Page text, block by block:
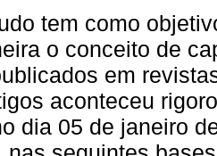
tem como
o conceito de
em
aconteceu
dia 05 de janeiro